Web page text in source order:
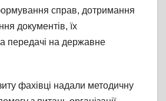
справ, дотримання
документів, їх
передачі на державне
фахівці надали методичну